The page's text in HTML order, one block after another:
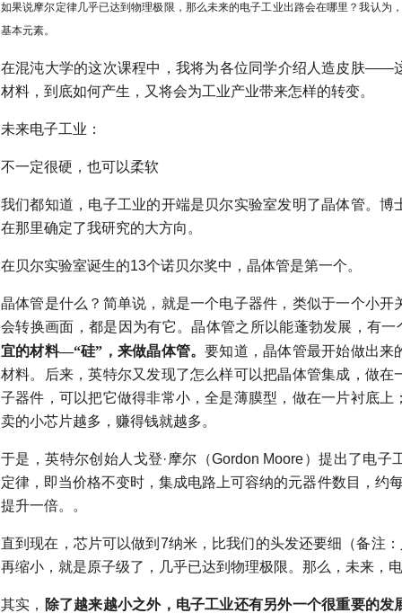
广阔的发展前景 (2018-01-14)
年将推可折叠OLED屏幕手机 (2018-02-05)
OLED搭配纳米银触控产品 (2018-02-05)
大 (2018-09-20)
板 (2018-09-20)
如果说摩尔定律几乎已达到物理极限，那么未来的电子工业出路会在哪里？我认为
基本元素。
在混沌大学的这次课程中，我将为各位同学介绍人造皮肤——
材料，到底如何产生，又将会为工业产业带来怎样的转变。
未来电子工业：
不一定很硬，也可以柔软
我们都知道，电子工业的开端是贝尔实验室发明了晶体管。
在那里确定了我研究的大方向。
在贝尔实验室诞生的13个诺贝尔奖中，晶体管是第一个。
晶体管是什么？简单说，就是一个电子器件，类似于一个小
会转换画面，都是因为有它。晶体管之所以能蓬勃发展，有一
宜的材料—“硅”，来做晶体管。要知道，晶体管最开始做出来
材料。后来，英特尔又发现了怎么样可以把晶体管集成，做
子器件，可以把它做得非常小，全是薄膜型，做在一片衬底
卖的小芯片越多，赚得钱就越多。
于是，英特尔创始人戈登·摩尔（Gordon Moore）提出了电
定律，即当价格不变时，集成电路上可容纳的元器件数目，约
提升一倍。。
直到现在，芯片可以做到7纳米，比我们的头发还要细（备注
再缩小，就是原子级了，几乎已达到物理极限。那么，未来，
其实， 除了越来越小之外，电子工业还有另外一个很重要的